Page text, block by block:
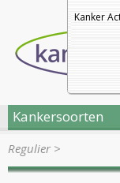
Kanker
Kankersoorten
Regulier>